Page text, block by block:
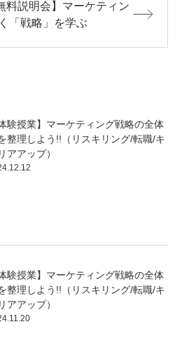
料説明会】マーケティン
「戦略」を学ぶ
体験授業】マーケティング戦略の全体
整理しよう!!（リスキリング/転職/キ
アアップ）
体験授業】マーケティング戦略の全体
整理しよう!!（リスキリング/転職/キ
アアップ）